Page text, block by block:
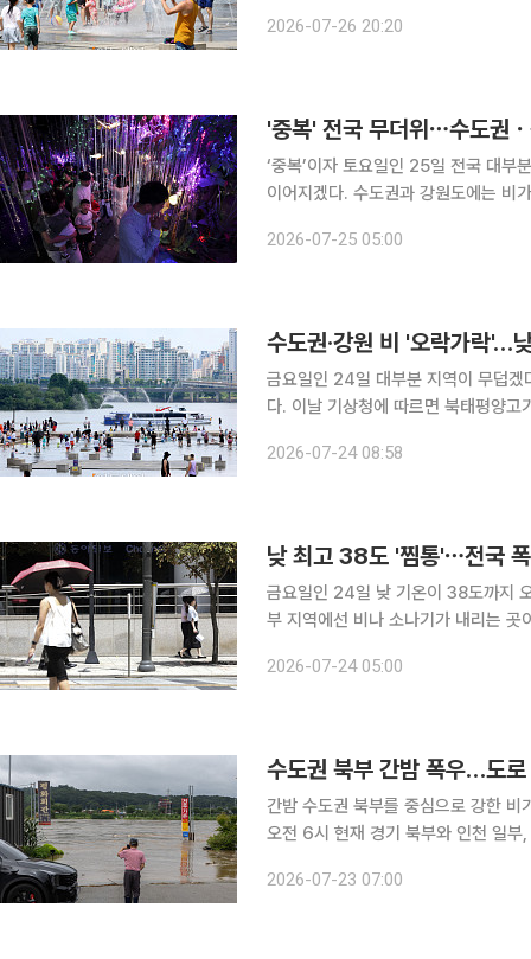
다. 예상 강수량은 서울·인천·경기
2026-07-26 20:20
'중복' 전국 무더위⋯수도권
‘중복’이자 토요일인 25일 전국 대부
이어지겠다. 수도권과 강원도에는 비
름이 많겠다. 수도권과 강원도에는
2026-07-25 05:00
수도권·강원 비 '오락가락'…
금요일인 24일 대부분 지역이 무덥겠
다. 이날 기상청에 따르면 북태평양고기압 영향으로 수도권과 강원에 비가 오겠다. 이날 예상 강수
㎜ 이상), 서울·경기남부·강원중부내
2026-07-24 08:58
낮 최고 38도 '찜통'⋯전국
금요일인 24일 낮 기온이 38도까지
부 지역에선 비나 소나기가 내리는 곳이 있겠다. 기상청에 따르면 이날 중부
2026-07-24 05:00
수도권 북부 간밤 폭우…도로
간밤 수도권 북부를 중심으로 강한
오전 6시 현재 경기 북부와 인천 일부, 강원
2026-07-23 07:00